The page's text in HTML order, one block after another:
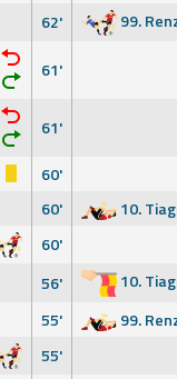
62'
99.
61'
61'
60'
60'
10.
60'
56'
10.
55'
99.
55'